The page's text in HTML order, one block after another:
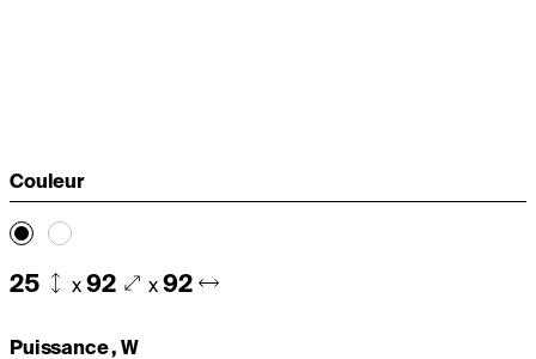
Couleur
25 x92 x92
Puissance , W